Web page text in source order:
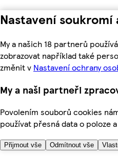
Nastavení soukromí
My a našich 18 partnerů
zobrazovat například také
změnit v Nastavení ochrany
My a naši partneři
Povolením souborů cookies
používat přesná data o poloze
Přijmout vše Odmítnout vše